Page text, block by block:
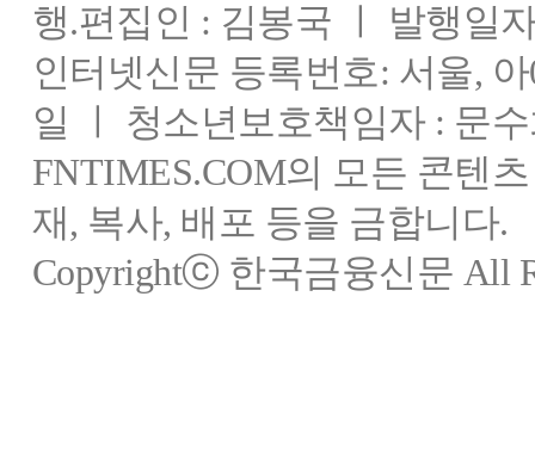
행.편집인 : 김봉국 ㅣ 발행일
인터넷신문 등록번호: 서울,
일 ㅣ 청소년보호책임자 : 문
FNTIMES.COM의 모든 콘텐
재, 복사, 배포 등을 금합니다.
Copyrightⓒ 한국금융신문 All